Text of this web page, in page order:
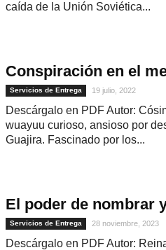
caída de la Unión Soviética...
Conspiración en el
Servicios de Entrega 19 julio, 2022
Descárgalo en PDF Autor:
wuayuu curioso, ansioso por
Guajira. Fascinado por los...
El poder de nombrar
Servicios de Entrega 28 noviembre, 2023
Descárgalo en PDF Autor: